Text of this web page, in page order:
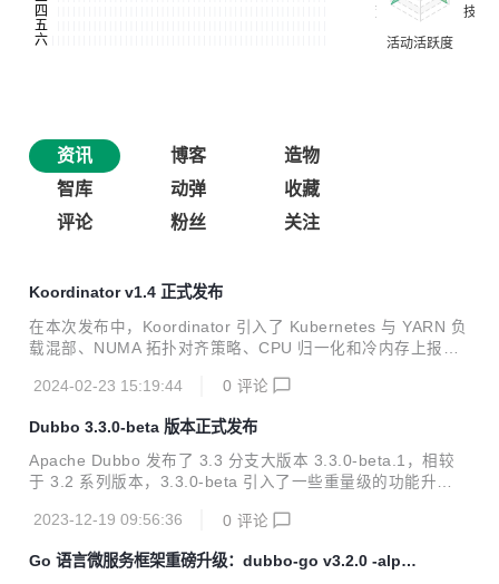
资讯 博客
造物
智库
动弹
收藏
评论
粉丝 关注
Koordinator v1.4 正式发布
在本次发布中，Koordinator 引入了 Kubernetes 与 YARN 负
载混部、NUMA 拓扑对齐策略、CPU 归一化和冷内存上报等
的 QoS 管理、重调度防护策略等领域的功能。这些新增和改
于复杂和多样化的应用场景。
2024-02-23 15:19:44 0 评论
Dubbo 3.3.0-beta 版本正式发布
Apache Dubbo 发布了 3.3 分支大版本 3.3.0-beta.1，相较
于 3.2 系列版本，3.3.0-beta 引入了一些重量级的功能升
2023-12-19 09:56:36
0 评论
Go 语言微服务框架重磅升级：dubbo-go v3.2.0 -alpha